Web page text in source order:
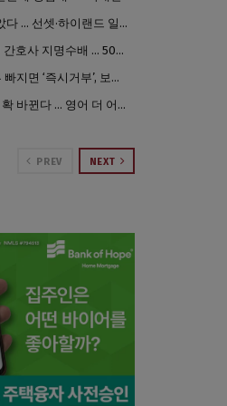
칙필레마저 문 닫았다 … 선셋·하이랜드 일대 ‘황량한 거리’로
연방 당국, LA 한인 간호사 지명수배 … 500만 달러 메디캐어 사기, 선고 직전 한국 도주
[이민] 영주권 서류 빠지면 ‘즉시거부’, 보완기회 없다 … 이민심사 8월부터 확 바뀐다
[이민]시민권 시험 확 바뀐다 … 영어 더 어렵게, 민간시험 도입 추진
PREV NEXT